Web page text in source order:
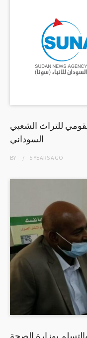
للتراث الشعبي
السوداني
BY 5 YEARSAGO
بوزارة الصحة